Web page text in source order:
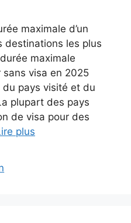
maximale d’un
destinations les plus
maximale
visa en 2025
pays visité et du
plupart des pays
de visa pour des
plus